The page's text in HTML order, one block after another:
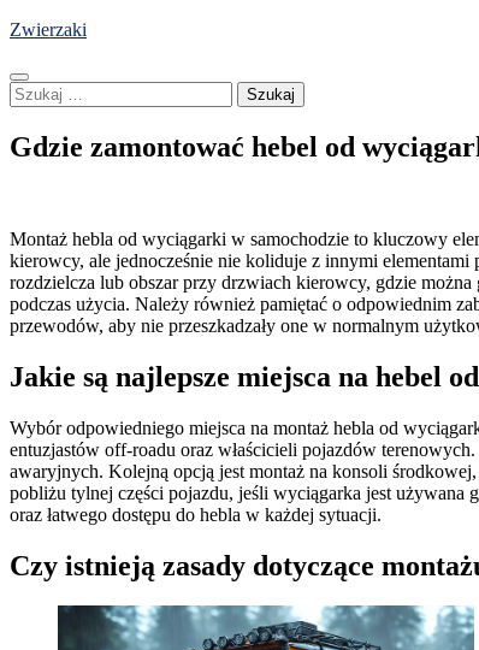
Skip
content
Zwierzaki
Szukaj:
Gdzie zamontować hebel od
Montaż hebla od wyciągarki w samochodzie to kluczowy
kierowcy, ale jednocześnie nie koliduje z innymi
rozdzielcza lub obszar przy drzwiach kierowcy, gdzie można
podczas użycia. Należy również pamiętać o odpowiednim
przewodów, aby nie przeszkadzały one w normalnym
Jakie są najlepsze miejsca na hebel
Wybór odpowiedniego miejsca na montaż hebla od
entuzjastów off-roadu oraz właścicieli pojazdów
awaryjnych. Kolejną opcją jest montaż na konsoli
pobliżu tylnej części pojazdu, jeśli wyciągarka jest
oraz łatwego dostępu do hebla w każdej sytuacji.
Czy istnieją zasady dotyczące